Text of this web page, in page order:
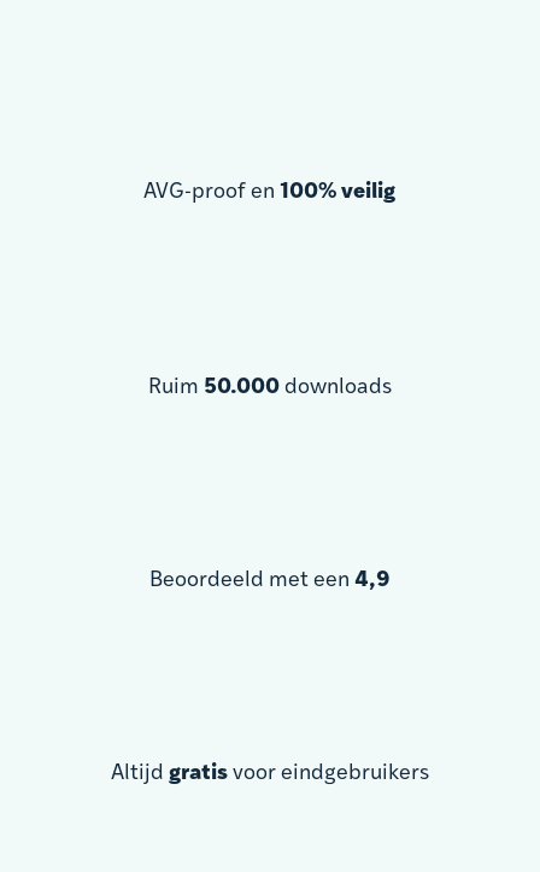
AVG-proof en100% veilig
Ruim 50.000downloads
Beoordeeld met een 4,9
Altijd gratisvoor eindgebruikers